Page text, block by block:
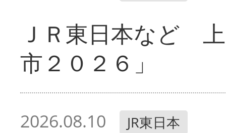
ＪＲ東日本など
市２０２６」
2026.08.10 JR東日本